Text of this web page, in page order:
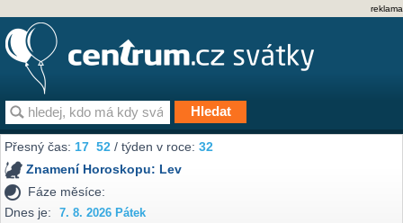
reklama
Přesný čas:17 52 / týden v roce:32
Znamení Horoskopu: Lev
Fáze měsíce:
Dnes je:
7. 8. 2026 Pátek